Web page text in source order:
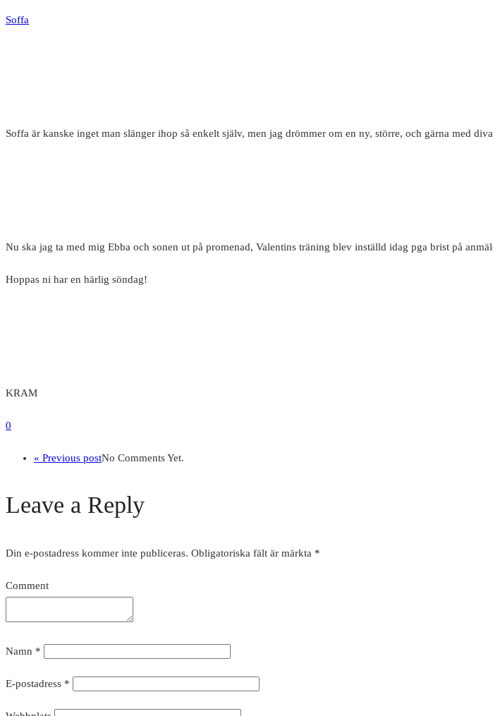
Soffa
Soffa är kanske inget man slänger ihop så enkelt själv, men jag drömmer om en ny, större, och gärna med
Nu ska jag ta med mig Ebba och sonen ut på promenad, Valentins träning blev inställd idag pga brist på
Hoppas ni har en härlig söndag!
KRAM
0
« Previous postNo Comments Yet.
Leave a Reply
Din e-postadress kommer inte publiceras. Obligatoriska fält är märkta *
Comment
Namn *
E-postadress *